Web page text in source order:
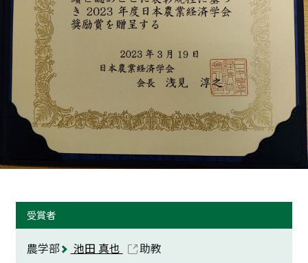
受賞者
農学部 池田 真也 助教